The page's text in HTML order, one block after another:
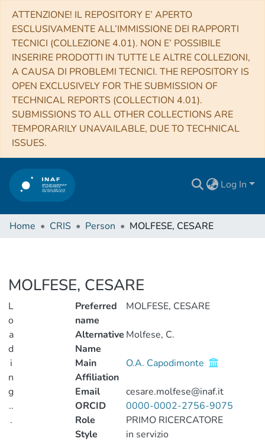
ATTENZIONE! IL REPOSITORY E’ APERTO
ESCLUSIVAMENTE ALL’IMMISSIONE DEI RAPPORTI
TECNICI (COLLEZIONE 4.01). NON E’ POSSIBILE
INSERIRE PRODOTTI IN TUTTE LE ALTRE COLLEZIONI,
A CAUSA DI PROBLEMI TECNICI. THE REPOSITORY IS
OPEN EXCLUSIVELY FOR THE SUBMISSION OF
TECHNICAL REPORTS (COLLECTION 4.01).
SUBMISSIONS TO ALL OTHER COLLECTIONS ARE
TEMPORARILY UNAVAILABLE, DUE TO TECHNICAL
ISSUES.
Log In
Home CRIS Person MOLFESE, CESARE
MOLFESE, CESARE
L
o
a
d
i
n
g
..
.
Preferred
name
MOLFESE, CESARE
Alternative
Name
Molfese, C.
Main
Affiliation
O.A. Capodimonte
Email
cesare.molfese@inaf.it
ORCID
0000-0002-2756-9075
Role
PRIMO RICERCATORE
Style
in servizio